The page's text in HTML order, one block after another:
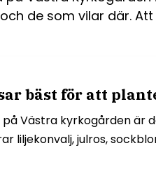
de som vilar där.
bäst för att
Västra kyrkogården är
liljekonvalj, julros,